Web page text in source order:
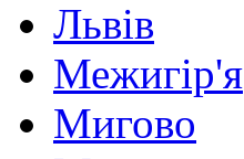
Львів
Межигір'я
Мигово